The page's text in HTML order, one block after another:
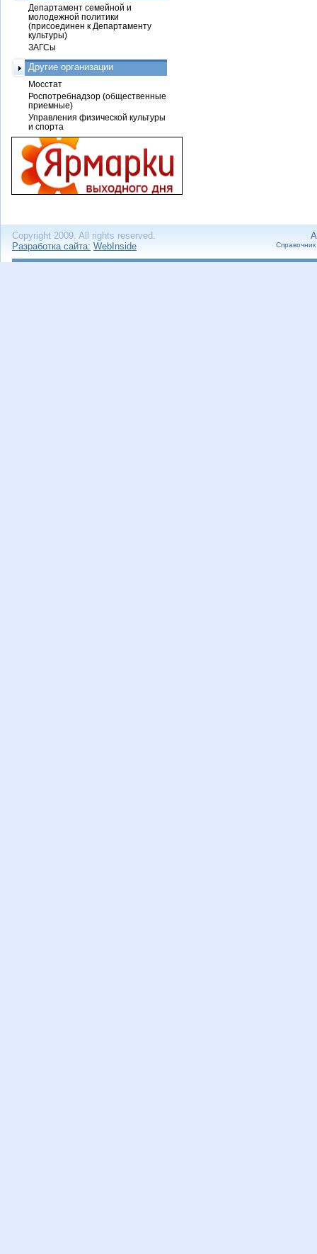
Департамент семейной и
молодежной политики
(присоединен к Департаменту
культуры)
ЗАГСы
Другие организации
Мосстат
Роспотребнадзор (общественные
приемные)
Управления физической культуры
и спорта
Copyright 2009. All rights reserved.
Разработка сайта: WebInside